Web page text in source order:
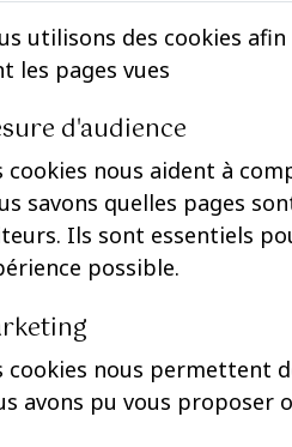
Marseille au lendemain
une visite instructive
utilisons des cookies
les pages vues
d'audience
cookies nous aident à
savons quelles pages
Ils sont essentiels
possible.
cookies nous permettent
avons pu vous proposer